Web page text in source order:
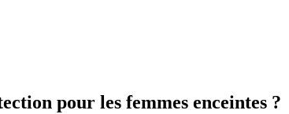
pour les femmes enceintes ?